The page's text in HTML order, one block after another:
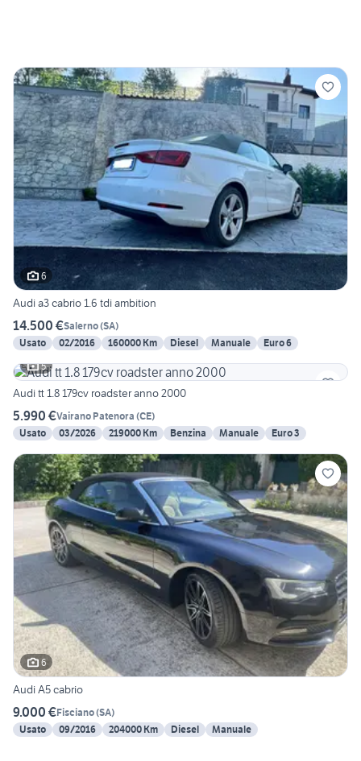
6
Audi a3 cabrio 1.6 tdi ambition
14.500 €Salerno(SA)
Usato
02/2016 160000 Km Diesel Manuale
Euro 6
5
Audi tt 1.8 179cv roadster anno 2000
5.990 €Vairano Patenora (CE)
Usato
03/2026 219000 Km Benzina Manuale Euro 3
6
Audi A5 cabrio
9.000 €Fisciano(SA)
Usato
09/2016 204000 Km Diesel Manuale